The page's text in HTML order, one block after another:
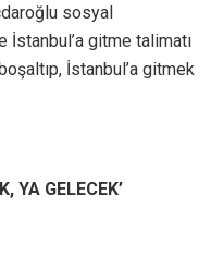
sosyal
gitme talimatı
İstanbul’a gitmek
YA GELECEK’